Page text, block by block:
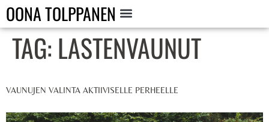
OONA TOLPPANEN
TAG: LASTENVAUNUT
VAUNUJEN VALINTA AKTIIVISELLE PERHEELLE